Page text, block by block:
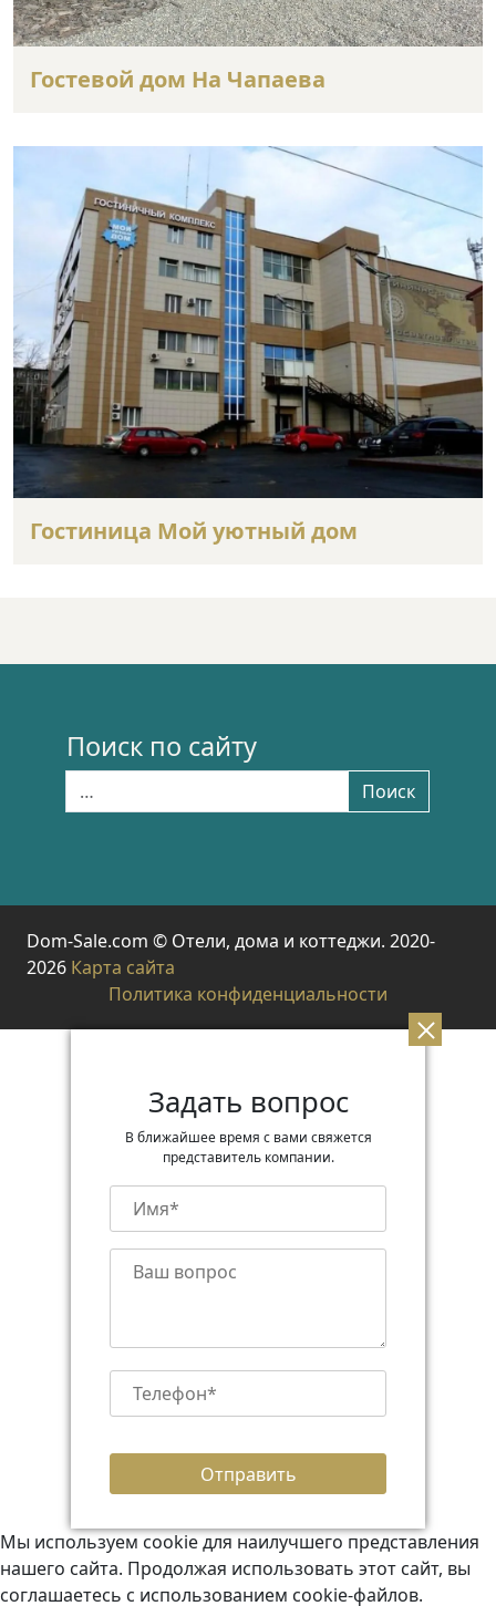
Гостевой дом На Чапаева
Гостиница Мой уютный дом
Поиск по сайту
Поиск
Dom-Sale.com © Отели, дома и коттеджи. 2020-
2026 Карта сайта
Политика конфиденциальности
Задать вопрос
В ближайшее время с вами свяжется
представитель компании.
Мы используем cookie для наилучшего представления
нашего сайта. Продолжая использовать этот сайт, вы
соглашаетесь с использованием cookie-файлов.